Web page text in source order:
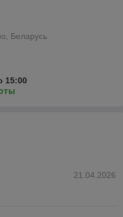
Беларусь
15:00
21.04.2026